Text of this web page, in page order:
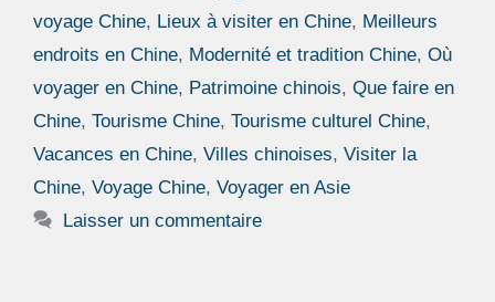
voyage Chine, Lieux à visiter en Chine, Meilleurs
endroits en Chine, Modernité et tradition Chine, Où
voyager en Chine, Patrimoine chinois, Que faire en
Chine, Tourisme Chine, Tourisme culturel Chine,
Vacances en Chine, Villes chinoises, Visiter la
Chine, Voyage Chine, Voyager en Asie
Laisser un commentaire